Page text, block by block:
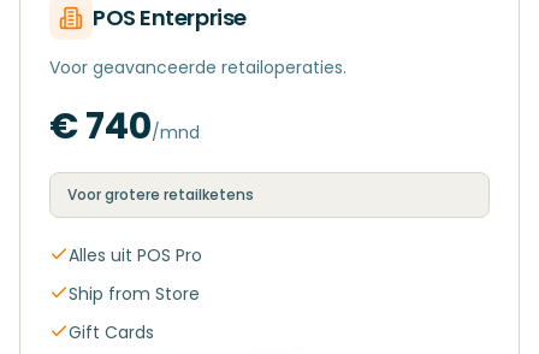
POS Enterprise
Voor geavanceerde retailoperaties.
€ 740/mnd
Voor grotere retailketens
Alles uit POS Pro
Ship from Store
Gift Cards